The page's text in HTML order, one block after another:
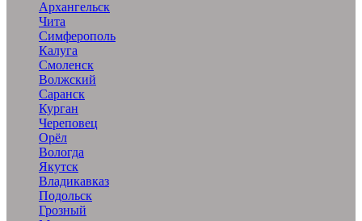
Архангельск
Чита
Симферополь
Калуга
Смоленск
Волжский
Саранск
Курган
Череповец
Орёл
Вологда
Якутск
Владикавказ
Подольск
Грозный